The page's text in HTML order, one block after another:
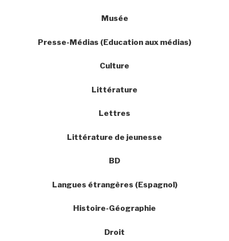
Musée
Presse-Médias (Education aux médias)
Culture
Littérature
Lettres
Littérature de jeunesse
BD
Langues étrangères (Espagnol)
Histoire-Géographie
Droit